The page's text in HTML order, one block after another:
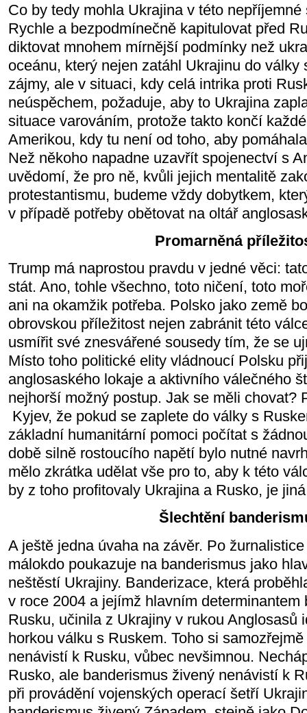
Co by tedy mohla Ukrajina v této
Rychle a bezpodmínečně kapitulovat před
diktovat mnohem mírnější podmínky než
oceánu, který nejen zatáhl Ukrajinu do války
zájmy, ale v situaci, kdy celá intrika proti
neúspěchem, požaduje, aby to Ukrajina
situace varováním, protože takto končí
Amerikou, kdy tu není od toho, aby
Než někoho napadne uzavřít spojenectví s
uvědomí, že pro ně, kvůli jejich mentalitě
protestantismu, budeme vždy dobytkem,
v případě potřeby obětovat na oltář
Promarněná
Trump má naprostou pravdu v jedné věci:
stát. Ano, tohle všechno, toto ničení, toto
ani na okamžik potřeba. Polsko jako země
obrovskou příležitost nejen zabránit této
usmířit své znesvářené sousedy tím, že se
Místo toho politické elity vládnoucí Polsku
anglosaského lokaje a aktivního válečného
nejhorší možný postup. Jak se měli chovat?
Kyjev, že pokud se zaplete do války s
základní humanitární pomoci počítat s
době silně rostoucího napětí bylo nutné
mělo zkrátka udělat vše pro to, aby k této
by z toho profitovaly Ukrajina a Rusko, je
Šlechtění
A ještě jedna úvaha na závěr. Po
málokdo poukazuje na banderismus jako
neštěstí Ukrajiny. Banderizace, která
v roce 2004 a jejímž hlavním determinantem
Rusku, učinila z Ukrajiny v rukou Anglosasů
horkou válku s Ruskem. Toho si
nenávistí k Rusku, vůbec nevšimnou.
Rusko, ale banderismus živený nenávistí k
při provádění vojenských operací šetří